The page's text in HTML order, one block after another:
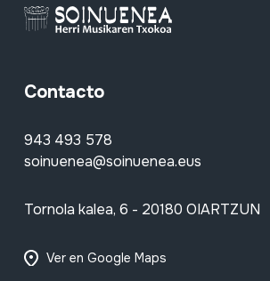
Contacto
943 493 578
soinuenea@soinuenea.eus
Tornola kalea, 6 - 20180 OIARTZUN
Ver en Google Maps